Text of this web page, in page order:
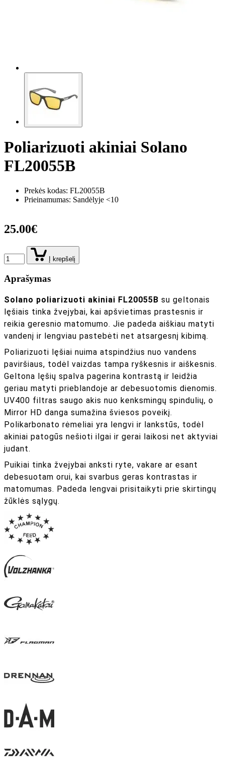
Poliarizuoti akiniai Solano
FL20055B
Prekės kodas: FL20055B
Prieinamumas: Sandėlyje <10
25.00€
Į krepšelį
Aprašymas
Solano poliarizuoti akiniai FL20055B su geltonais
lęšiais tinka žvejybai, kai apšvietimas prastesnis ir
reikia geresnio matomumo. Jie padeda aiškiau matyti
vandenį ir lengviau pastebėti net atsargesnį kibimą.
Poliarizuoti lęšiai nuima atspindžius nuo vandens
paviršiaus, todėl vaizdas tampa ryškesnis ir aiškesnis.
Geltona lęšių spalva pagerina kontrastą ir leidžia
geriau matyti prieblandoje ar debesuotomis dienomis.
UV400 filtras saugo akis nuo kenksmingų spindulių, o
Mirror HD danga sumažina šviesos poveikį.
Polikarbonato rėmeliai yra lengvi ir lankstūs, todėl
akiniai patogūs nešioti ilgai ir gerai laikosi net aktyviai
judant.
Puikiai tinka žvejybai anksti ryte, vakare ar esant
debesuotam orui, kai svarbus geras kontrastas ir
matomumas. Padeda lengvai prisitaikyti prie skirtingų
žūklės sąlygų.